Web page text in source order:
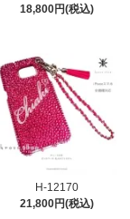
18,800円(税込)
H-12170
21,800円(税込)